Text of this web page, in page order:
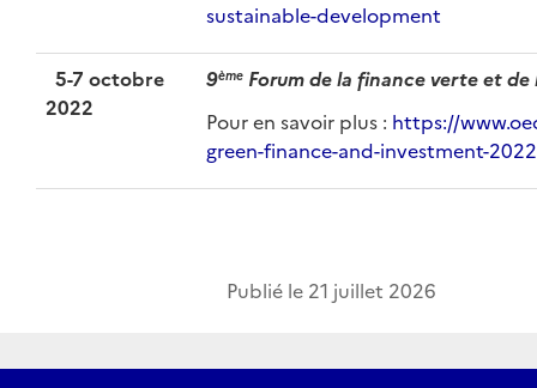
sustainable-development
5-7 octobre
2022
9ème Forum de la finance verte et de
Pour en savoir plus : https://
green-finance-and-investment-2022
Publié le 21 juillet 2026